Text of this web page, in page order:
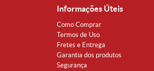
Informações Úteis
Como Comprar
Termos de Uso
Fretes e Entrega
Garantia dos produtos
Segurança